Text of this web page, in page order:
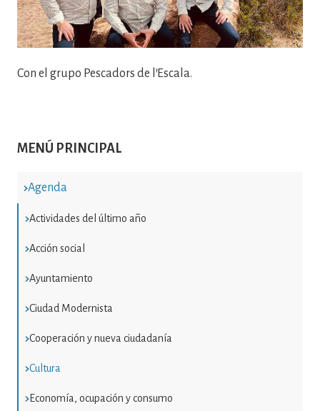
MENÚ PRINCIPAL
Agenda
Actividades del último año
Acción social
Ayuntamiento
Ciudad Modernista
Cooperación y nueva ciudadanía
Cultura
Economía, ocupación y consumo
Con el grupo Pescadors de l'Escala.